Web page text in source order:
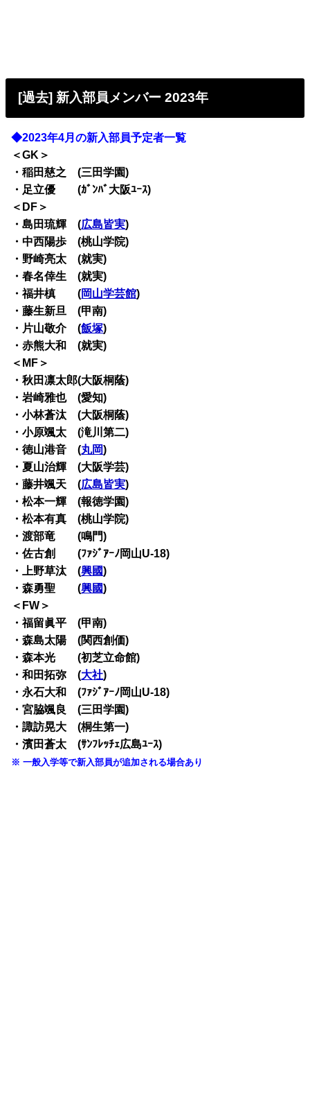
[過去] 新入部員メンバー 2023年
◆2023年4月の新入部員予定者一覧
＜GK＞
・稲田慈之 (三田学園)
・足立優 (ｶﾞﾝﾊﾞ大阪ﾕｰｽ)
＜DF＞
・島田琉輝 (広島皆実)
・中西陽歩 (桃山学院)
・野崎亮太 (就実)
・春名倖生 (就実)
・福井槙 (岡山学芸館)
・藤生新旦 (甲南)
・片山敬介 (飯塚)
・赤熊大和 (就実)
＜MF＞
・秋田凛太郎(大阪桐蔭)
・岩崎雅也 (愛知)
・小林蒼汰 (大阪桐蔭)
・小原颯太 (滝川第二)
・徳山港音 (丸岡)
・夏山治輝 (大阪学芸)
・藤井颯天 (広島皆実)
・松本一輝 (報徳学園)
・松本有真 (桃山学院)
・渡部竜 (鳴門)
・佐古創 (ﾌｧｼﾞｱｰﾉ岡山U-18)
・上野草汰 (興國)
・森勇聖 (興國)
＜FW＞
・福留眞平 (甲南)
・森島太陽 (関西創価)
・森本光 (初芝立命館)
・和田拓弥 (大社)
・永石大和 (ﾌｧｼﾞｱｰﾉ岡山U-18)
・宮脇颯良 (三田学園)
・諏訪晃大 (桐生第一)
・濱田蒼太 (ｻﾝﾌﾚｯﾁｪ広島ﾕｰｽ)
※ 一般入学等で新入部員が追加される場合あり